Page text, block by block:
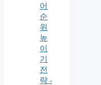
어
순
위
높
이
기
전
략 -